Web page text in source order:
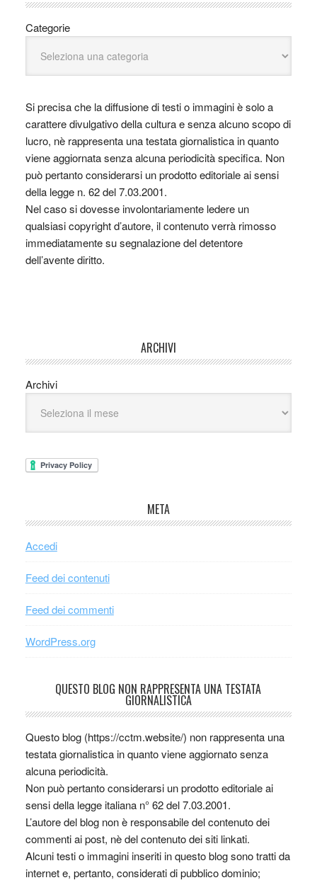
Categorie
Si precisa che la diffusione di testi o immagini è solo a
carattere divulgativo della cultura e senza alcuno scopo di
lucro, nè rappresenta una testata giornalistica in quanto
viene aggiornata senza alcuna periodicità specifica. Non
può pertanto considerarsi un prodotto editoriale ai sensi
della legge n. 62 del 7.03.2001.
Nel caso si dovesse involontariamente ledere un
qualsiasi copyright d’autore, il contenuto verrà rimosso
immediatamente su segnalazione del detentore
dell’avente diritto.
ARCHIVI
Archivi
META
Accedi
Feed dei contenuti
Feed dei commenti
WordPress.org
QUESTO BLOG NON RAPPRESENTA UNA TESTATA
GIORNALISTICA
Questo blog (https://cctm.website/) non rappresenta una
testata giornalistica in quanto viene aggiornato senza
alcuna periodicità.
Non può pertanto considerarsi un prodotto editoriale ai
sensi della legge italiana n° 62 del 7.03.2001.
L’autore del blog non è responsabile del contenuto dei
commenti ai post, nè del contenuto dei siti linkati.
Alcuni testi o immagini inseriti in questo blog sono tratti da
internet e, pertanto, considerati di pubblico dominio;